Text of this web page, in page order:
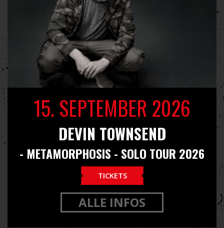
15. SEPTEMBER 2026
DEVIN TOWNSEND
- METAMORPHOSIS - SOLO TOUR 2026
TICKETS
ALLE INFOS